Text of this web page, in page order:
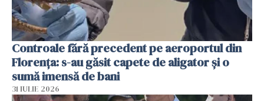
Controale fără precedent pe aeroportul din
Florența: s-au găsit capete de aligator și o
sumă imensă de bani
31 IULIE 2026